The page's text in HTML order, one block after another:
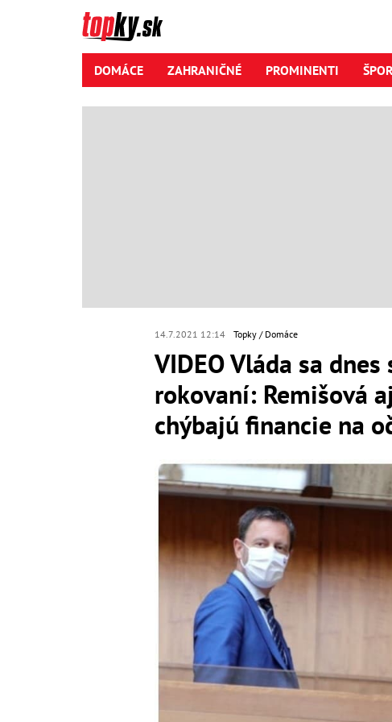
DOMÁCE ZAHRANIČNÉ PROMINENTI
14.7.2021 12:14 Topky Domáce
VIDEO Vláda sa
rokovaní: Remišová
chýbajú financie na